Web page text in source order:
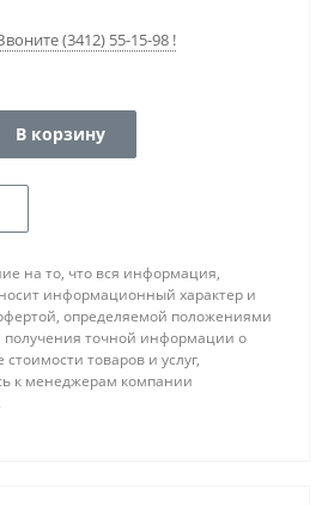
(3412) 55-15-98 !
В корзину
на то, что вся информация,
информационный характер и
определяемой положениями
получения точной информации о
товаров и услуг,
к менеджерам компании